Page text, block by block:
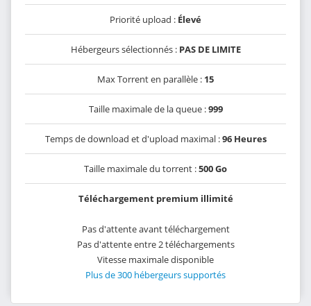
Priorité upload : Élevé
Hébergeurs sélectionnés : PAS DE LIMITE
Max Torrent en parallèle : 15
Taille maximale de la queue :999
Temps de download et d'upload maximal :96 Heures
Taille maximale du torrent :500 Go
Téléchargement premium illimité
Pas d'attente avant téléchargement
Pas d'attente entre 2 téléchargements
Vitesse maximale disponible
Plus de 300 hébergeurs supportés